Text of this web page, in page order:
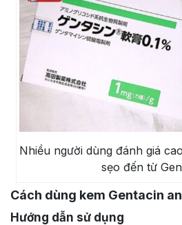
Nhiều người dùng đánh giá
sẹo đến từ
Cách dùng kem Gentacin
Hướng dẫn sử dụng